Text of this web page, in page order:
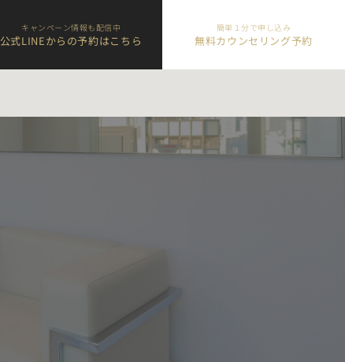
キャンペーン情報も配信中
公式LINEからの予約はこちら
簡単１分で申し込み
無料カウンセリング予約